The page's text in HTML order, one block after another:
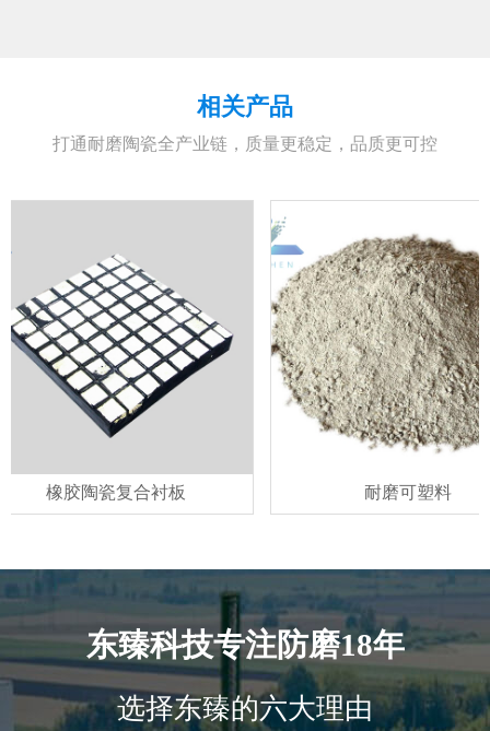
相关产品
打通耐磨陶瓷全产业链，质量更稳定，品质更可控
陶瓷复合衬板 耐磨可塑料
东臻科技专注防磨18年
选择东臻的六大理由